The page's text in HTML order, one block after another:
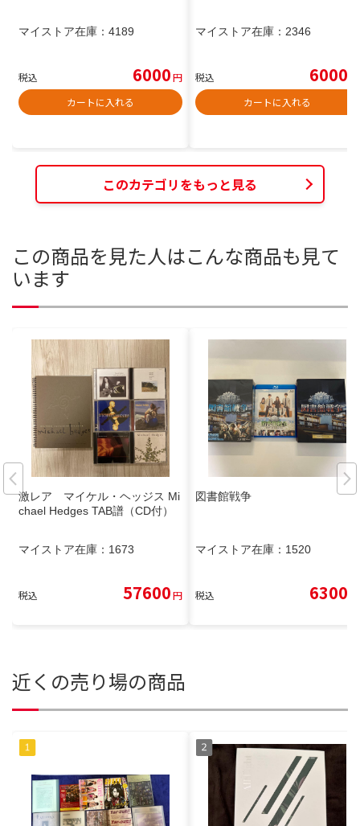
マイストア在庫： 4189
税込 6000円
カートに入れる
マイストア在庫： 2346
税込 6000
カートに入れる
このカテゴリをもっと見る
この商品を見た人はこんな商品も見て
います
激レア マイケル・ヘッジス Mi
chael Hedges TAB譜（CD付）
マイストア在庫： 1673
税込 57600円
図書館戦争
マイストア在庫： 1520
税込 6300
近くの売り場の商品